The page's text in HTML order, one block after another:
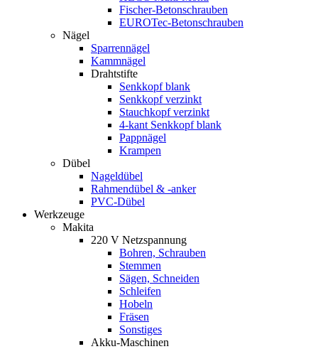
Fischer-Betonschrauben
EUROTec-Betonschrauben
Nägel
Sparrennägel
Kammnägel
Drahtstifte
Senkkopf blank
Senkkopf verzinkt
Stauchkopf verzinkt
4-kant Senkkopf blank
Pappnägel
Krampen
Dübel
Nageldübel
Rahmendübel & -anker
PVC-Dübel
Werkzeuge
Makita
220 V Netzspannung
Bohren, Schrauben
Stemmen
Sägen, Schneiden
Schleifen
Hobeln
Fräsen
Sonstiges
Akku-Maschinen